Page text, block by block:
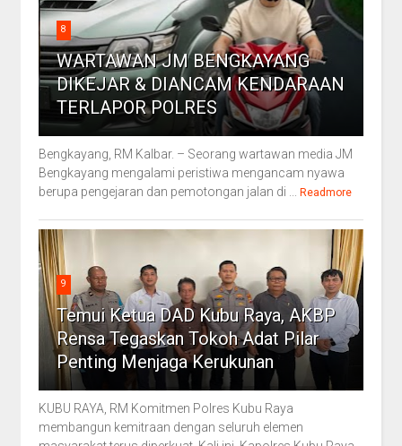
8
WARTAWAN JM BENGKAYANG
DIKEJAR & DIANCAM KENDARAAN
TERLAPOR POLRES
Bengkayang, RM Kalbar. – Seorang wartawan media JM
Bengkayang mengalami peristiwa mengancam nyawa
berupa pengejaran dan pemotongan jalan di ...
Readmore
9
Temui Ketua DAD Kubu Raya, AKBP
Rensa Tegaskan Tokoh Adat Pilar
Penting Menjaga Kerukunan
KUBU RAYA, RM Komitmen Polres Kubu Raya
membangun kemitraan dengan seluruh elemen